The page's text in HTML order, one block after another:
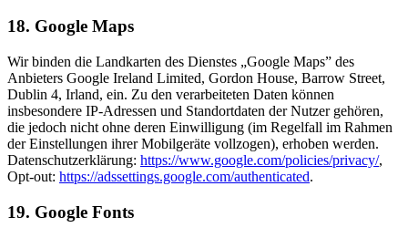
18. Google Maps
Wir binden die Landkarten des Dienstes „Google Maps” des
Anbieters Google Ireland Limited, Gordon House, Barrow Street,
Dublin 4, Irland, ein. Zu den verarbeiteten Daten können
insbesondere IP-Adressen und Standortdaten der Nutzer gehören,
die jedoch nicht ohne deren Einwilligung (im Regelfall im Rahmen
der Einstellungen ihrer Mobilgeräte vollzogen), erhoben werden.
Datenschutzerklärung: https://www.google.com/policies/privacy/,
Opt-out: https://adssettings.google.com/authenticated.
19. Google Fonts